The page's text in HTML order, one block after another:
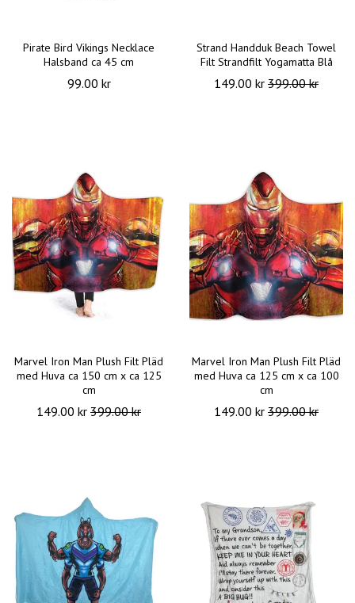
Pirate Bird Vikings Necklace
Halsband ca 45 cm
99.00 kr
Strand Handduk Beach Towel
Filt Strandfilt Yogamatta Blå
149.00 kr 399.00 kr
Marvel Iron Man Plush Filt Pläd
med Huva ca 150 cm x ca 125
cm
149.00 kr 399.00 kr
Marvel Iron Man Plush Filt Pläd
med Huva ca 125 cm x ca 100
cm
149.00 kr 399.00 kr